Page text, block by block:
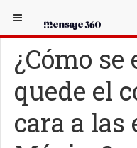
USTED ESTÁ AQUÍ:
¿Cómo se
quede el
cara a las